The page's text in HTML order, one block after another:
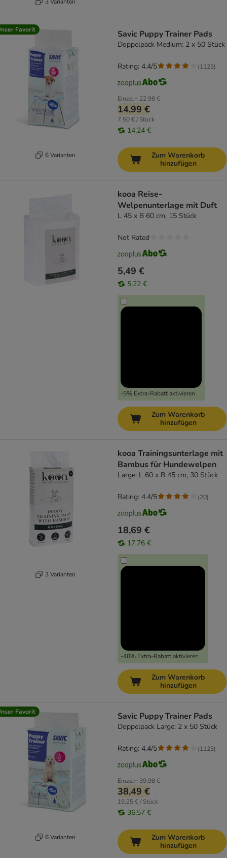
Favorit
6 Varianten
Savic Puppy Trainer Pads
Doppelpack Medium: 2 x 50 Stück
Einzeln 22,98 €
14,99 €
7,50 € / Stück
14,24 €
Rating: 4.4/5 (1123)
Zum Warenkorb
hinzufügen
kooa Reise-
Welpenunterlage mit Duft
L 45 x B 60 cm, 15 Stück
5,49 €
5,22 €
-5% Extra-Rabatt aktivieren
Not Rated
Zum Warenkorb
hinzufügen
3 Varianten
kooa Trainingsunterlage mit
Bambus für Hundewelpen
Large: L 60 x B 45 cm, 30 Stück
18,69 €
17,76 €
-40% Extra-Rabatt aktivieren
Rating: 4.4/5 (20)
Zum Warenkorb
hinzufügen
Favorit
6 Varianten
Savic Puppy Trainer Pads
Doppelpack Large: 2 x 50 Stück
Einzeln 39,98 €
38,49 €
19,25 € / Stück
36,57 €
Rating: 4.4/5 (1123)
Zum Warenkorb
hinzufügen